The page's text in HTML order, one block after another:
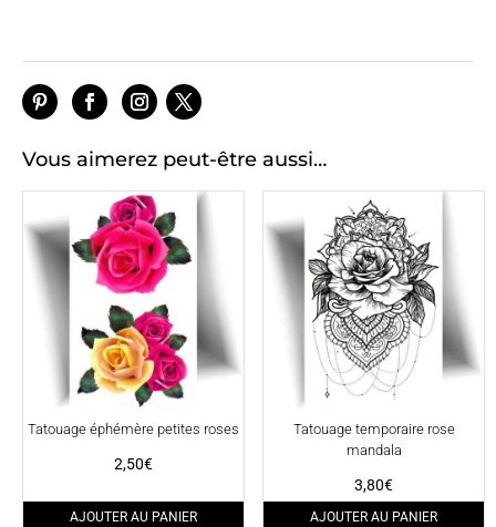
Vous aimerez peut-être aussi…
Tatouage éphémère petites roses
2,50€
AJOUTER AU PANIER
Tatouage temporaire rose
mandala
3,80€
AJOUTER AU PANIER